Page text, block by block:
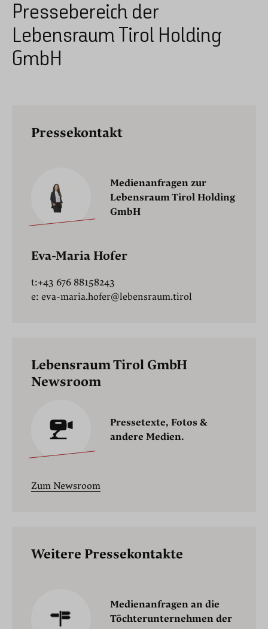
Pressebereich der
Lebensraum Tirol Holding
GmbH
Pressekontakt
Medienanfragen zur
Lebensraum Tirol Holding
GmbH
Eva-Maria Hofer
t:+43 676 88158243
e: eva-maria.hofer@lebensraum.tirol
Lebensraum Tirol GmbH
Newsroom
Pressetexte, Fotos &
andere Medien.
Zum Newsroom
Weitere Pressekontakte
Medienanfragen an die
Töchterunternehmen der